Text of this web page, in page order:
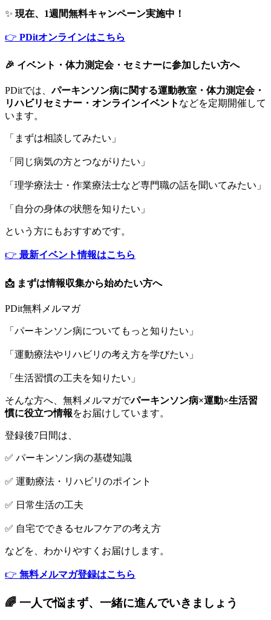
✨ 現在、1週間無料キャンペーン実施中！
👉 PDitオンラインはこちら
🎉 イベント・体力測定会・セミナーに参加したい方へ
PDitでは、パーキンソン病に関する運動教室・体力測定会・
リハビリセミナー・オンラインイベント などを定期開催して
います。
「まずは相談してみたい」
「同じ病気の方とつながりたい」
「理学療法士・作業療法士など専門職の話を聞いてみたい」
「自分の身体の状態を知りたい」
という方にもおすすめです。
👉 最新イベント情報はこちら
📩 まずは情報収集から始めたい方へ
PDit無料メルマガ
「パーキンソン病についてもっと知りたい」
「運動療法やリハビリの考え方を学びたい」
「生活習慣の工夫を知りたい」
そんな方へ、無料メルマガでパーキンソン病×運動×生活習
慣に役立つ情報をお届けしています。
登録後7日間は、
✅ パーキンソン病の基礎知識
✅ 運動療法・リハビリのポイント
✅ 日常生活の工夫
✅ 自宅でできるセルフケアの考え方
などを、わかりやすくお届けします。
👉 無料メルマガ登録はこちら
🌈 一人で悩まず、一緒に進んでいきましょう